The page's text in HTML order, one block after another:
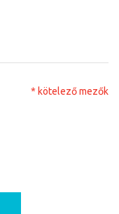
* kötelező mezők